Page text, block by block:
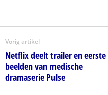
Vorig artikel
Netflix deelt trailer en eerste
beelden van medische
dramaserie Pulse